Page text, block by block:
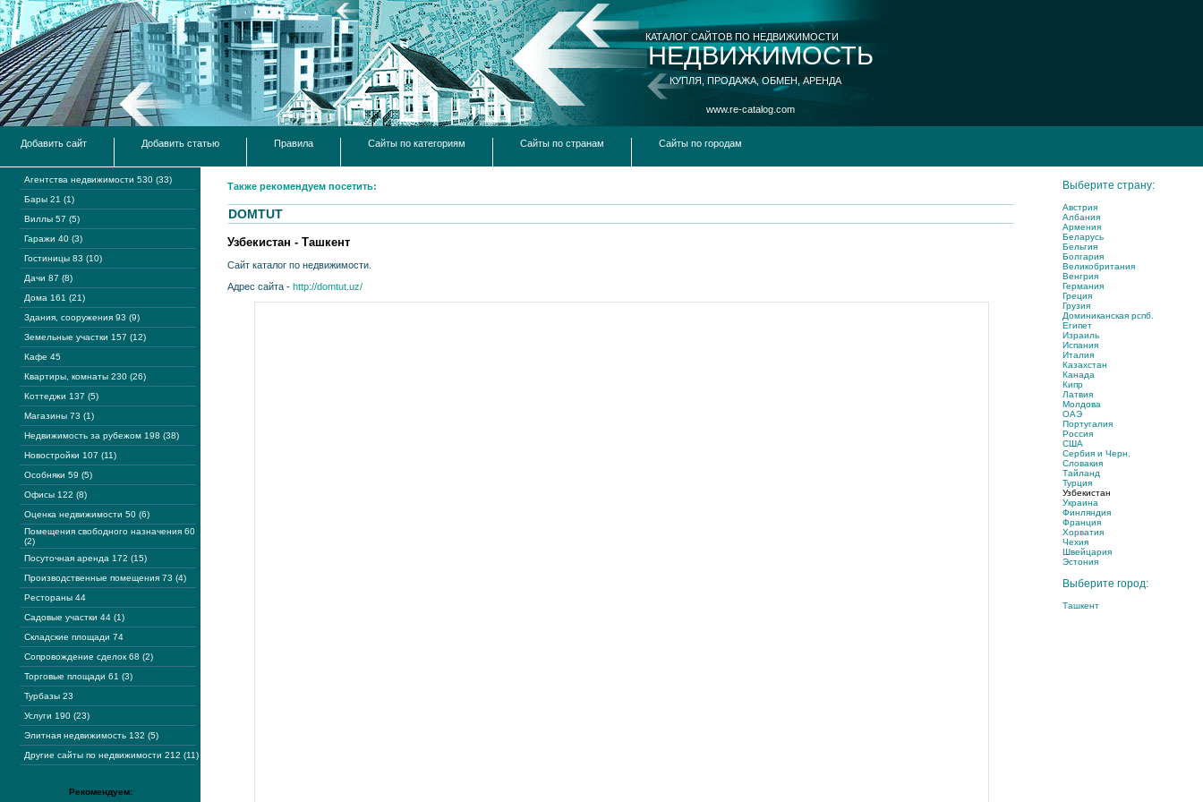
КАТАЛОГ САЙТОВ ПО НЕДВИЖИМОСТИ
НЕДВИЖИМОСТЬ
КУПЛЯ, ПРОДАЖА, ОБМЕН, АРЕНДА
www.re-catalog.com
Добавить сайт Добавить статью Правила Сайты по категориям Сайты по странам Сайты по городам
Агентства недвижимости 530 (33)
Бары 21 (1)
Виллы 57 (5)
Гаражи 40 (3)
Гостиницы 83 (10)
Дачи 87 (8)
Дома 161 (21)
Здания, сооружения 93 (9)
Земельные участки 157 (12)
Кафе 45
Квартиры, комнаты 230 (26)
Коттеджи 137 (5)
Магазины 73 (1)
Недвижимость за рубежом 198 (38)
Новостройки 107 (11)
Особняки 59 (5)
Офисы 122 (8)
Оценка недвижимости 50 (6)
Помещения свободного назначения 60
(2)
Посуточная аренда 172 (15)
Производственные помещения 73 (4)
Рестораны 44
Садовые участки 44 (1)
Складские площади 74
Сопровождение сделок 68 (2)
Торговые площади 61 (3)
Турбазы 23
Услуги 190 (23)
Элитная недвижимость 132 (5)
Другие сайты по недвижимости 212 (11)
Рекомендуем:
Также рекомендуем посетить:
DOMTUT
Узбекистан - Ташкент
Сайт каталог по недвижимости.
Адрес сайта - http://domtut.uz/
Выберите страну:
Австрия
Албания
Армения
Беларусь
Бельгия
Болгария
Великобритания
Венгрия
Германия
Греция
Грузия
Доминиканская рспб.
Египет
Израиль
Испания
Италия
Казахстан
Канада
Кипр
Латвия
Молдова
ОАЭ
Португалия
Россия
США
Сербия и Черн.
Словакия
Тайланд
Турция
Узбекистан
Украина
Финляндия
Франция
Хорватия
Чехия
Швейцария
Эстония
Выберите город:
Ташкент